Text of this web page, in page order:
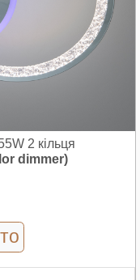
2 кільця
dimmer)